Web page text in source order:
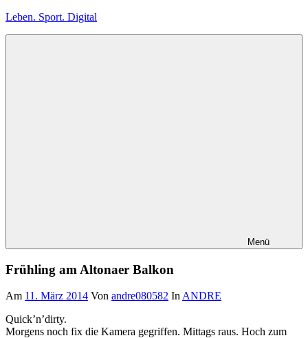
Zum
Leben. Sport. Digital
Menü
Frühling am Altonaer Balkon
Am 11. März 2014 Von andre080582 InANDRE
Quick’n’dirty.
Morgens noch fix die Kamera gegriffen. Mittags raus. Hoch zum